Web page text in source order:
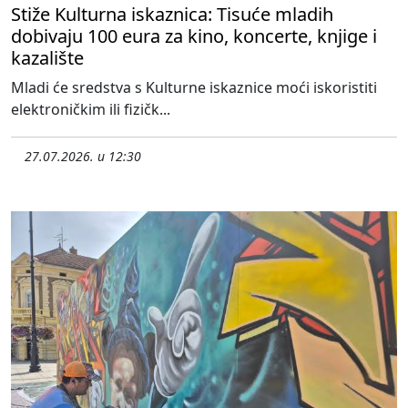
Stiže Kulturna iskaznica: Tisuće mladih
dobivaju 100 eura za kino, koncerte, knjige i
kazalište
Mladi će sredstva s Kulturne iskaznice moći iskoristiti
elektroničkim ili fizičk...
27.07.2026. u 12:30